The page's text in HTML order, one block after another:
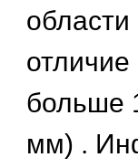
отличие
больше
мм) .